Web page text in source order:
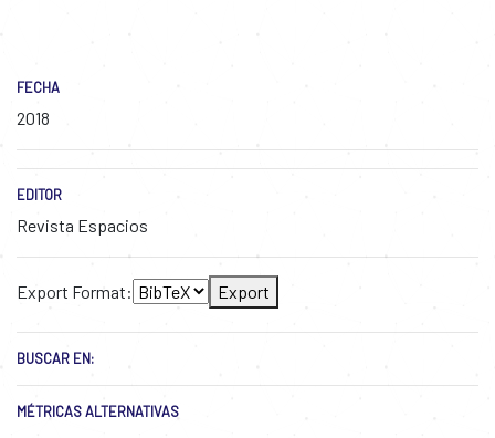
FECHA
2018
EDITOR
Revista Espacios
Export Format: Export
BUSCAR EN:
MÉTRICAS ALTERNATIVAS